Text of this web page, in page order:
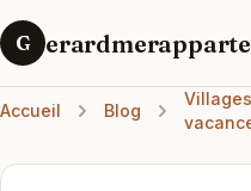
G
Accueil Blog
Villages